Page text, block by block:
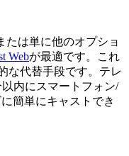
たは単に他のオプショ
Webが最適です。これ
な代替手段です。テレ
内にスマートフォン/
簡単にキャストでき